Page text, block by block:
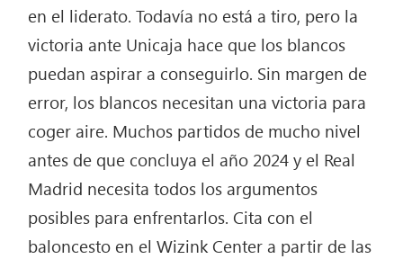
en el liderato. Todavía no está a tiro, pero la
victoria ante Unicaja hace que los blancos
puedan aspirar a conseguirlo. Sin margen de
error, los blancos necesitan una victoria para
coger aire. Muchos partidos de mucho nivel
antes de que concluya el año 2024 y el Real
Madrid necesita todos los argumentos
posibles para enfrentarlos. Cita con el
baloncesto en el Wizink Center a partir de las